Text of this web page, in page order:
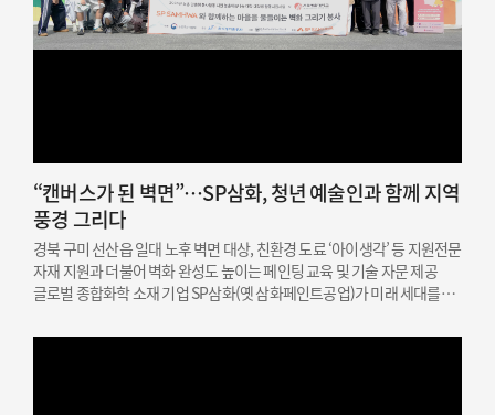
“캔버스가 된 벽면”…SP삼화, 청년 예술인과 함께 지역
풍경 그리다
경북 구미 선산읍 일대 노후 벽면 대상, 친환경 도료 ‘아이생각’ 등 지원전문
자재 지원과 더불어 벽화 완성도 높이는 페인팅 교육 및 기술 자문 제공
글로벌 종합화학 소재 기업 SP삼화(옛 삼화페인트공업)가 미래 세대를
성공적으로 마쳤다고 밝혔다. SP삼화는…